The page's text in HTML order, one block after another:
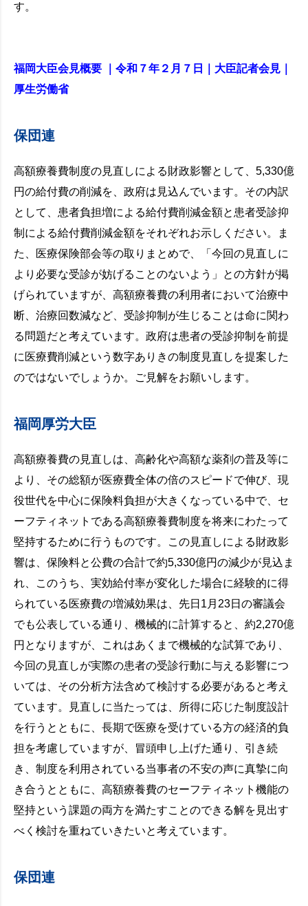
す。
福岡大臣会見概要 ｜令和７年２月７日｜大臣記者会見｜
厚生労働省
保団連
高額療養費制度の見直しによる財政影響として、5,330億
円の給付費の削減を、政府は見込んでいます。その内訳
として、患者負担増による給付費削減金額と患者受診抑
制による給付費削減金額をそれぞれお示しください。ま
た、医療保険部会等の取りまとめで、「今回の見直しに
より必要な受診が妨げることのないよう」との方針が掲
げられていますが、高額療養費の利用者において治療中
断、治療回数減など、受診抑制が生じることは命に関わ
る問題だと考えています。政府は患者の受診抑制を前提
に医療費削減という数字ありきの制度見直しを提案した
のではないでしょうか。ご見解をお願いします。
福岡厚労大臣
高額療養費の見直しは、高齢化や高額な薬剤の普及等に
より、その総額が医療費全体の倍のスピードで伸び、現
役世代を中心に保険料負担が大きくなっている中で、セ
ーフティネットである高額療養費制度を将来にわたって
堅持するために行うものです。この見直しによる財政影
響は、保険料と公費の合計で約5,330億円の減少が見込ま
れ、このうち、実効給付率が変化した場合に経験的に得
られている医療費の増減効果は、先日1月23日の審議会
でも公表している通り、機械的に計算すると、約2,270億
円となりますが、これはあくまで機械的な試算であり、
今回の見直しが実際の患者の受診行動に与える影響につ
いては、その分析方法含めて検討する必要があると考え
ています。見直しに当たっては、所得に応じた制度設計
を行うとともに、長期で医療を受けている方の経済的負
担を考慮していますが、冒頭申し上げた通り、引き続
き、制度を利用されている当事者の不安の声に真摯に向
き合うとともに、高額療養費のセーフティネット機能の
堅持という課題の両方を満たすことのできる解を見出す
べく検討を重ねていきたいと考えています。
保団連